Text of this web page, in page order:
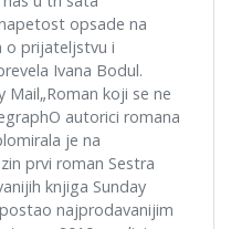
opsade na
o prijateljstvu i
Ivana Bodul.
Mail„Roman koji se ne
autorici romana
je na
prvi roman Sestra
knjiga Sunday
najprodavanijim